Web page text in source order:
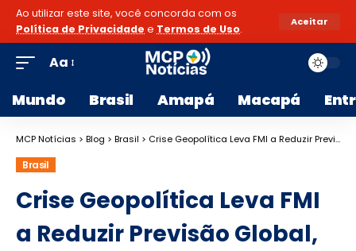
Ao utilizar este site, você concorda com os
Política de Privacidade e Termos de Uso.
Aceitar
Aa
Mundo Brasil Amapá Macapá
MCP Notícias > Blog > Brasil > Crise Geopolítica Leva FMI a Reduzir Previsão Global, Enquanto Brasil Demonstra Resiliência
Brasil
Crise Geopolítica Leva FMI
a Reduzir Previsão Global,